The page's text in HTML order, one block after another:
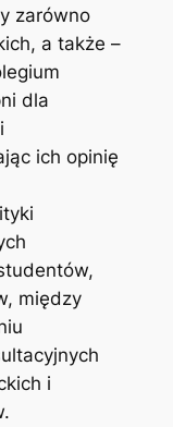
zarówno
a także –
dla
ich opinię
między
i